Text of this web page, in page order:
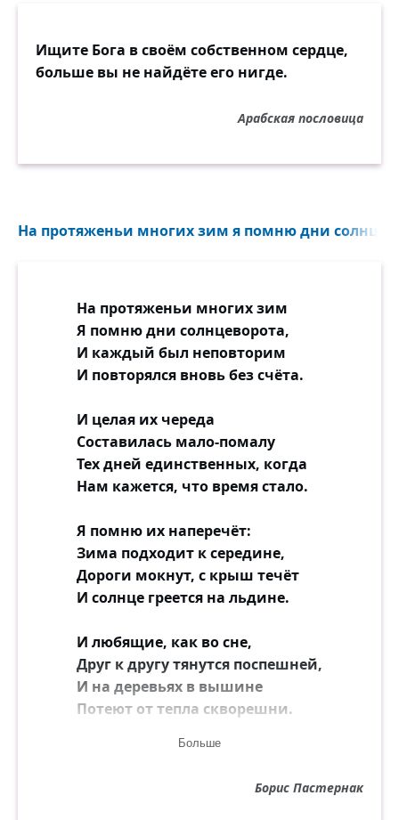
Ищите Бога в своём собственном сердце,
больше вы не найдёте его нигде.
Арабская пословица
На протяженьи многих зим я помню дни
На протяженьи многих зим
Я помню дни солнцеворота,
И каждый был неповторим
И повторялся вновь без счёта.
И целая их череда
Составилась мало-помалу
Тех дней единственных, когда
Нам кажется, что время стало.
Я помню их наперечёт:
Зима подходит к середине,
Дороги мокнут, с крыш течёт
И солнце греется на льдине.
И любящие, как во сне,
Друг к другу тянутся поспешней,
И на деревьях в вышине
Потеют от тепла скворешни.
И полусонным стрелкам лень
И дольше века длится день
Больше
Борис Пастернак